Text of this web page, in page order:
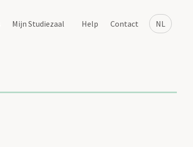
NL
Mijn Studiezaal Help Contact